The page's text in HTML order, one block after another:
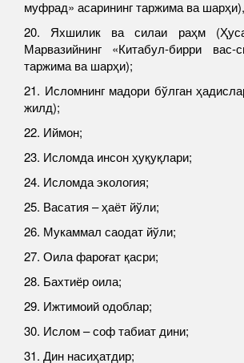
муфрад» асарининг таржима ва
20. Яхшилик ва силаи раҳм
Марвазийнинг «Китабул-бирри вас-
таржима ва шарҳи);
21. Исломнинг мадори бўлган
жилд);
22. Иймон;
23. Исломда инсон ҳуқуқлари;
24. Исломда экология;
25. Васатия – ҳаёт йўли;
26. Мукаммал саодат йўли;
27. Оила фароғат қасри;
28. Бахтиёр оила;
29. Ижтимоий одоблар;
30. Ислом – соф табиат дини;
31. Дин насиҳатдир;